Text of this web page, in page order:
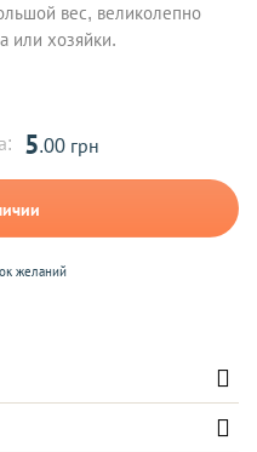
вес, великолепно
или хозяйки.
5.00 грн
желаний